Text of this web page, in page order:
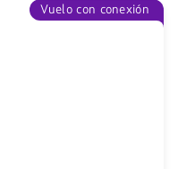
Vuelo con conexión